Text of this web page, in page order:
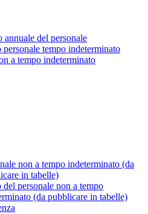
annuale del personale
personale tempo indeterminato
a tempo indeterminato
non a tempo indeterminato (da
in tabelle)
del personale non a tempo
(da pubblicare in tabelle)